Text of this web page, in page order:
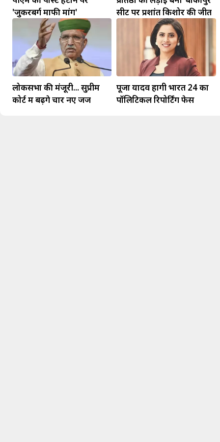
'जुकरबर्ग माफी मांगें'
सीट पर प्रशांत किशोर की जीत
लोकसभा की मंजूरी... सुप्रीम
कोर्ट में बढ़ेंगे चार नए जज
पूजा यादव होंगी भारत 24 का
पॉलिटिकल रिपोर्टिंग फेस